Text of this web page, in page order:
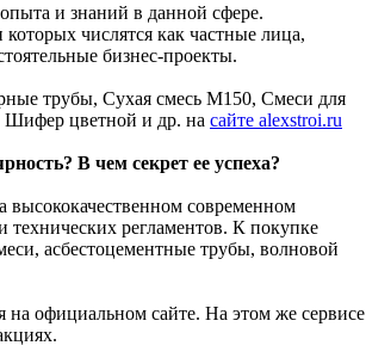
и знаний в данной сфере.
числятся как частные лица,
бизнес-проекты.
трубы, Сухая смесь М150, Смеси для
цветной и др. на сайте alexstroi.ru
В чем секрет ее успеха?
высококачественном современном
технических регламентов. К покупке
асбестоцементные трубы, волновой
официальном сайте. На этом же сервисе